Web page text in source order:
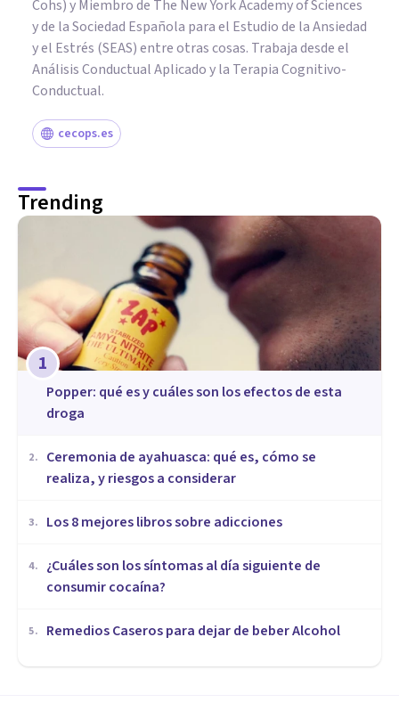
Cohs) y Miembro de The New York Academy of Sciences
y de la Sociedad Española para el Estudio de la Ansiedad
y el Estrés (SEAS) entre otras cosas. Trabaja desde el
Análisis Conductual Aplicado y la Terapia Cognitivo-
Conductual.
cecops.es
Trending
1
Popper: qué es y cuáles son los efectos de esta
droga
2.
Ceremonia de ayahuasca: qué es, cómo se
realiza, y riesgos a considerar
3. Los 8 mejores libros sobre adicciones
4.
¿Cuáles son los síntomas al día siguiente de
consumir cocaína?
5. Remedios Caseros para dejar de beber Alcohol